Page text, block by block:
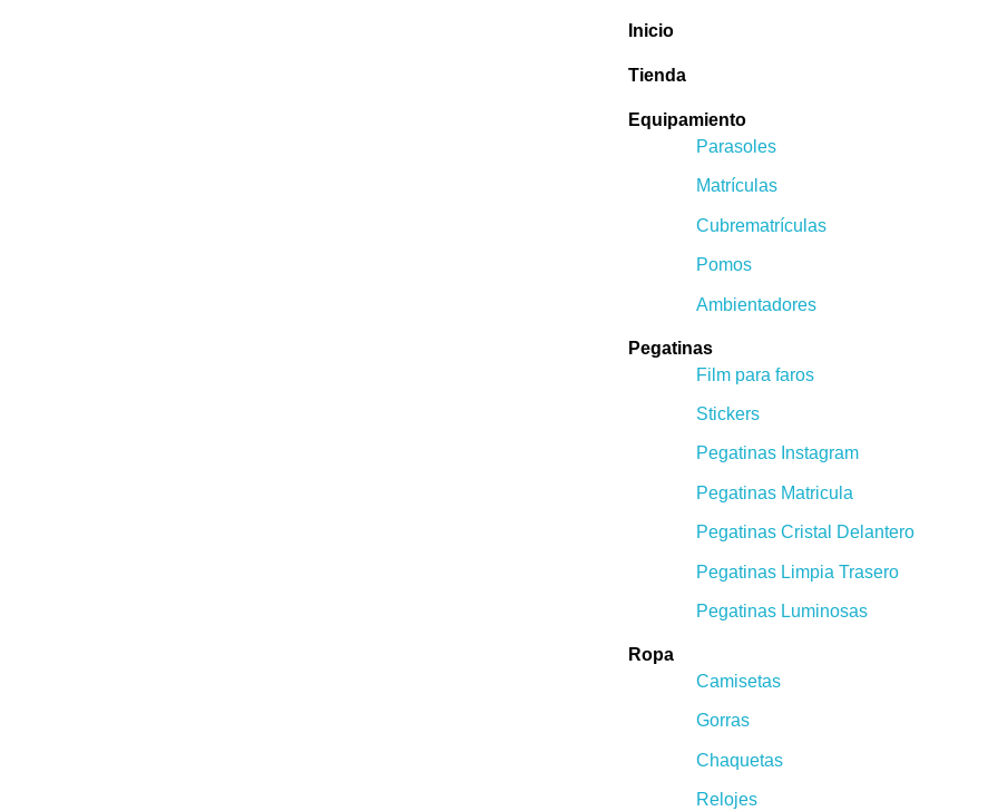
Inicio
Tienda
Equipamiento
Parasoles
Matrículas
Cubrematrículas
Pomos
Ambientadores
Pegatinas
Film para faros
Stickers
Pegatinas Instagram
Pegatinas Matricula
Pegatinas Cristal Delantero
Pegatinas Limpia Trasero
Pegatinas Luminosas
Ropa
Camisetas
Gorras
Chaquetas
Relojes